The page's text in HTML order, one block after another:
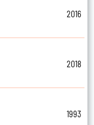
2016
2018
1993